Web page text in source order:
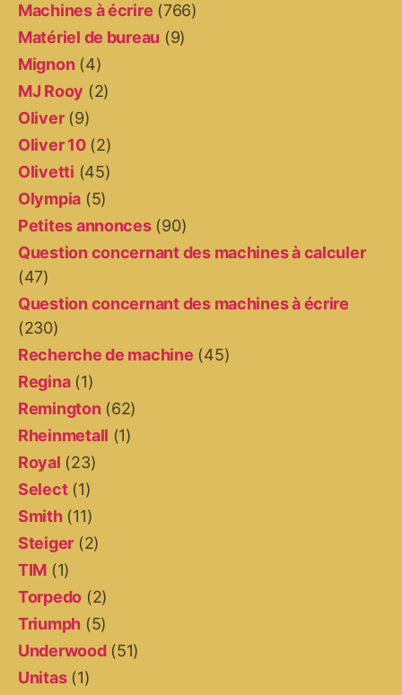
Machines à écrire (766)
Matériel de bureau (9)
Mignon (4)
MJ Rooy (2)
Oliver(9)
Oliver 10(2)
Olivetti (45)
Olympia (5)
Petites annonces(90)
Question concernant des machines à calculer
(47)
Question concernant des machines à écrire
(230)
Recherche de machine (45)
Regina(1)
Remington (62)
Rheinmetall (1)
Royal (23)
Select(1)
Smith(11)
Steiger (2)
TIM (1)
Torpedo (2)
Triumph (5)
Underwood(51)
Unitas(1)